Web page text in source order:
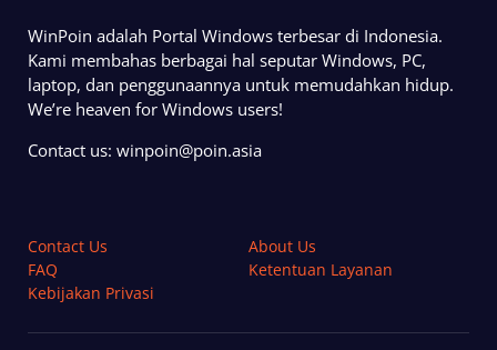
WinPoin adalah Portal Windows terbesar di Indonesia.
Kami membahas berbagai hal seputar Windows, PC,
laptop, dan penggunaannya untuk memudahkan hidup.
We’re heaven for Windows users!
Contact us: winpoin@poin.asia
Contact Us
About Us
FAQ
Ketentuan Layanan
Kebijakan Privasi